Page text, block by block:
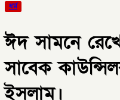
ধর্ম
ঈদ সামনে
সাবেক
ইসলাম।